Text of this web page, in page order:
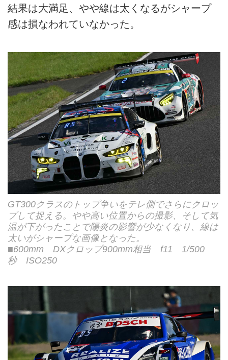
結果は大満足、やや線は太くなるがシャープ
感は損なわれていなかった。
GT300クラスのトップ争いをテレ側でさらにクロッ
プして捉える。やや高い位置からの撮影、そして気
温が下がったことで陽炎の影響が少なくなり、線は
太いがシャープな画像となった。
■600mm DXクロップ900mm相当 f11 1/500
秒 ISO250